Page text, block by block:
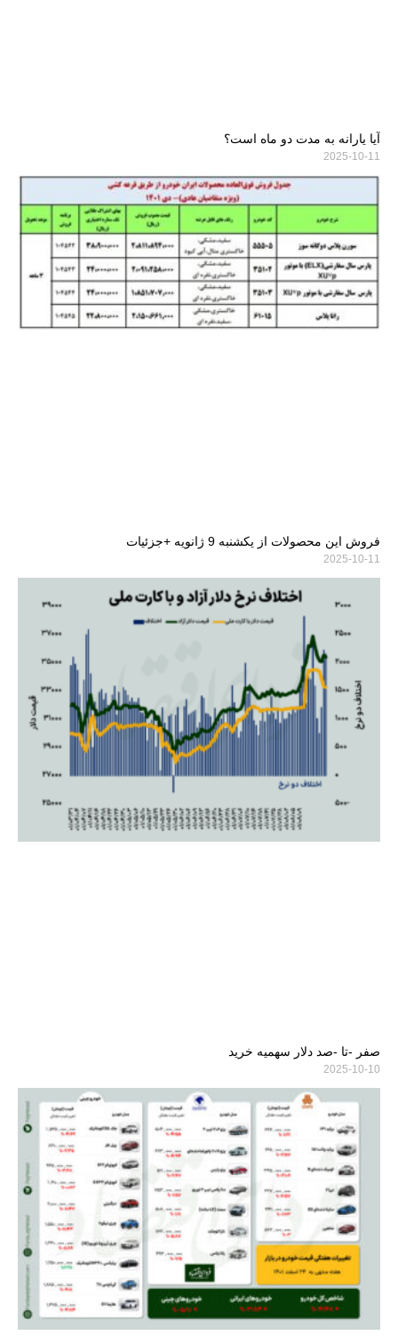
آیا یارانه به مدت دو ماه است؟
2025-10-11
فروش این محصولات از یکشنبه 9 ژانویه +جزئیات
2025-10-11
صفر -تا -صد دلار سهمیه خرید
2025-10-10